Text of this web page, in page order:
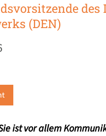
des
(DEN)
ist vor allem